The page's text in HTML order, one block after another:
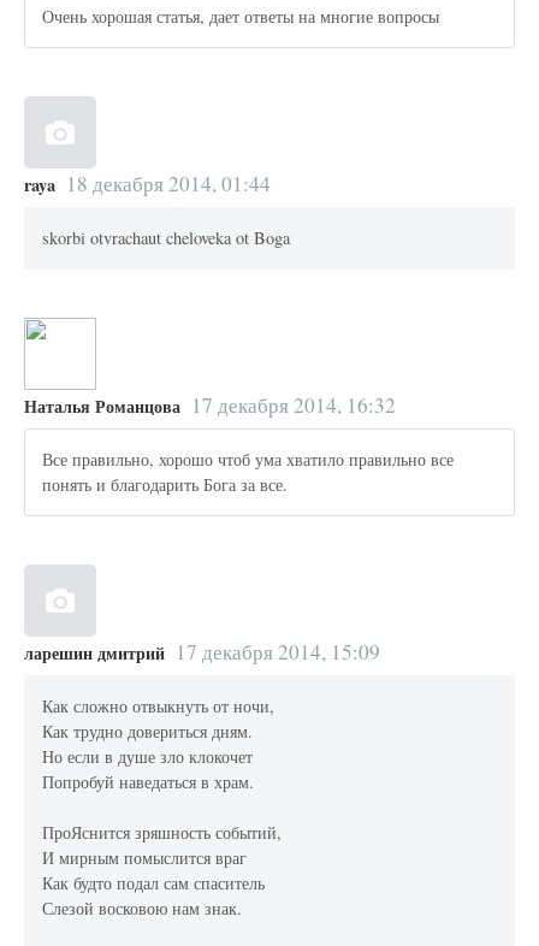
Очень хорошая статья, дает ответы на многие вопросы
raya 18 декабря 2014, 01:44
skorbi otvrachaut cheloveka ot Boga
Наталья Романцова 17 декабря 2014, 16:32
Все правильно, хорошо чтоб ума хватило правильно все
понять и благодарить Бога за все.
ларешин дмитрий 17 декабря 2014, 15:09
Как сложно отвыкнуть от ночи,
Как трудно довериться дням.
Но если в душе зло клокочет
Попробуй наведаться в храм.
ПроЯснится зряшность событий,
И мирным помыслится враг
Как будто подал сам спаситель
Слезой восковою нам знак.